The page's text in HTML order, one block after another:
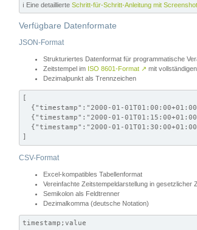
ℹ️ Eine detaillierte Schritt-für-Schritt-Anleitung mit
Verfügbare Datenformate
JSON-Format
Strukturiertes Datenformat für programmatische
Zeitstempel im ISO 8601-Format ↗ mit
Dezimalpunkt als Trennzeichen
[
{"timestamp":"2000-01-
{"timestamp":"2000-01-
{"timestamp":"2000-01-
]
CSV-Format
Excel-kompatibles Tabellenformat
Vereinfachte Zeitstempeldarstellung in gesetzlicher
Semikolon als Feldtrenner
Dezimalkomma (deutsche Notation)
timestamp;value